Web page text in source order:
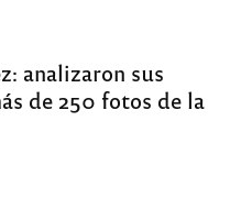
analizaron sus
de 250 fotos de la